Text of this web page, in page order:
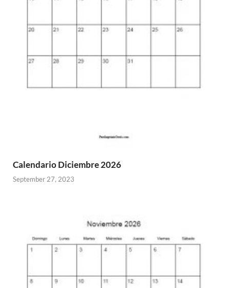
Calendario Diciembre 2026
September 27, 2023